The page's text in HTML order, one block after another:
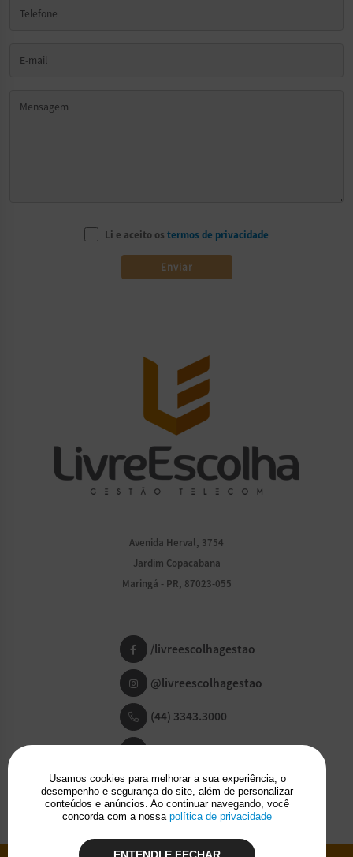
Avenida Herval, 3754
Jardim Copacabana
Maringá - PR, 87023-055
/livreescolhagestao
@livreescolhagestao
(44) 3343.3000
Li e aceito os termos de privacidade
Usamos cookies para melhorar a sua experiência, o
desempenho e segurança do site, além de personalizar
conteúdos e anúncios. Ao continuar navegando, você
concorda com a nossa política de privacidade